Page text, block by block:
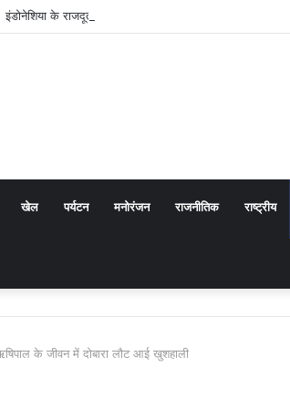
इंडोनेशिया के राजदूत को उत्तराखंड सरकार के प्रयासों की जानकारी
खेल पर्यटन मनोरंजन राजनीतिक राष्ट्रीय
के जीवन में दोबारा लौट आई खुशहाली